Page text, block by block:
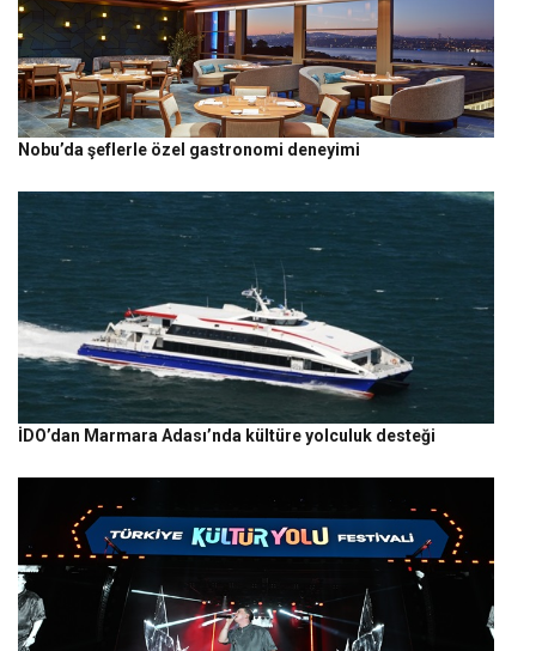
Nobu’da şeflerle özel gastronomi deneyimi
İDO’dan Marmara Adası’nda kültüre yolculuk desteği